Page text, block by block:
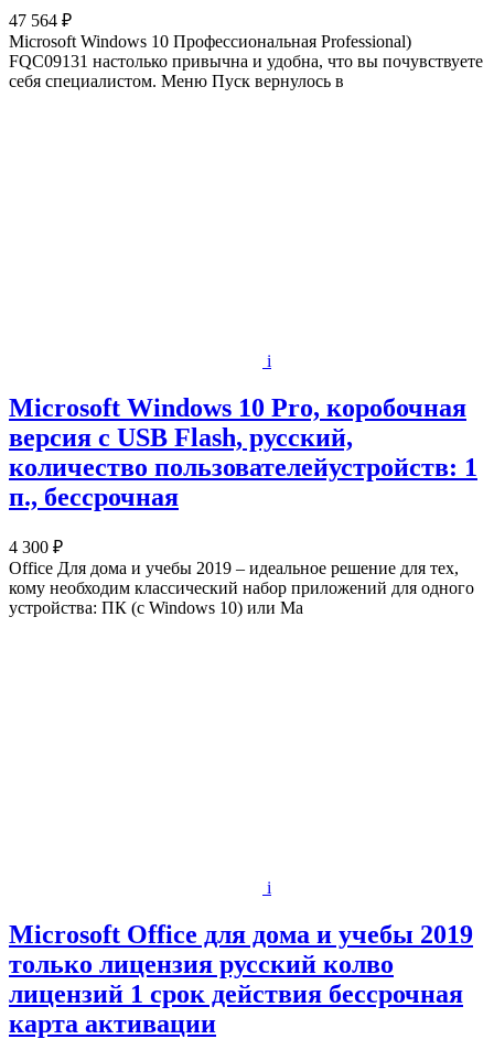
47 564 ₽
Microsoft Windows 10 Профессиональная Professional)
FQC09131 настолько привычна и удобна, что вы почувствуете
себя специалистом. Меню Пуск вернулось в
i
Microsoft Windows 10 Pro, коробочная
версия с USB Flash, русский,
количество пользователейустройств: 1
п., бессрочная
4 300 ₽
Office Для дома и учебы 2019 – идеальное решение для тех,
кому необходим классический набор приложений для одного
устройства: ПК (c Windows 10) или Ma
i
Microsoft Office для дома и учебы 2019
только лицензия русский колво
лицензий 1 срок действия бессрочная
карта активации